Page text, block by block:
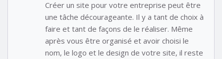
Créer un site pour votre entreprise peut être
une tâche décourageante. Il y a tant de choix à
faire et tant de façons de le réaliser. Même
après vous être organisé et avoir choisi le
nom, le logo et le design de votre site, il reste